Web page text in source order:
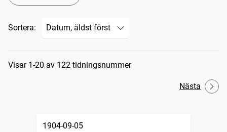
Sortera:
Sökresultat
Visar 1-20 av 122 tidningsnummer
Nästa
1904-09-05